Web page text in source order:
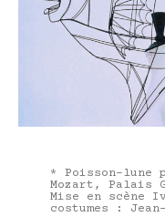
* Poisson-lune
Mozart, Palais
Mise en scène
costumes :